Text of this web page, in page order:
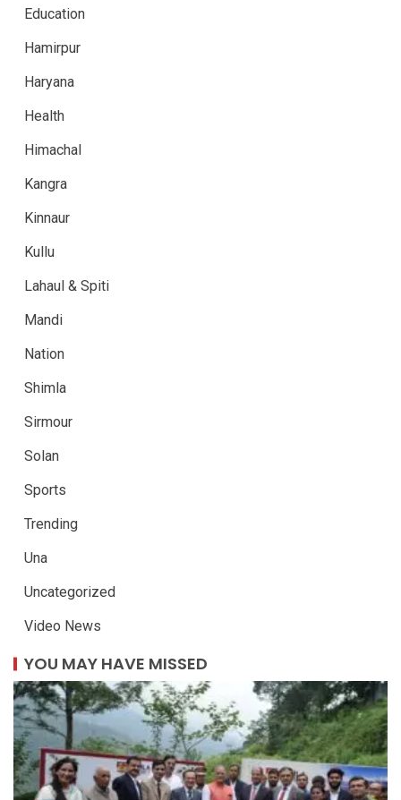
Education
Hamirpur
Haryana
Health
Himachal
Kangra
Kinnaur
Kullu
Lahaul & Spiti
Mandi
Nation
Shimla
Sirmour
Solan
Sports
Trending
Una
Uncategorized
Video News
YOU MAY HAVE MISSED